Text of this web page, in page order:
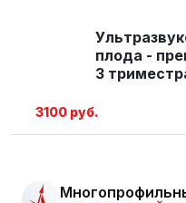
плода -
3
3100 руб.